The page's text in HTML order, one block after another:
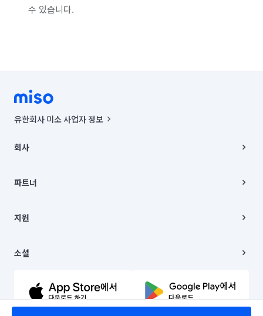
수 있습니다.
유한회사 미소 사업자 정보
00019 |
주소 | 본사: 서울특별시 종로구 율곡로 6(중학동, 트윈트리빌딩) B동 5층
컨택센터 : 서울특별시 종로구 수송동 율곡로 24, 7층, 8층 미소
상품, 상품정보, 거래에 관한 의무와 책임은 거래당사자에게 있습니다.
언론 보도 관련 문의:
© 유한회사 미소. Miso, Inc. All Rights Reserved.
회사
채용
파트너
이사
지원
이용약관
문의하기
소셜
유튜브